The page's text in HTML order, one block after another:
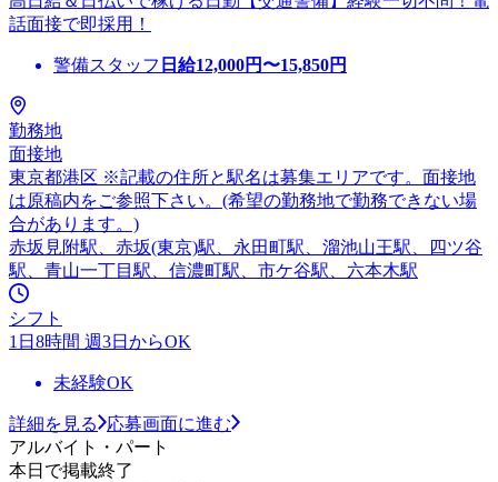
話面接で即採用！
警備スタッフ 日給12,000円〜15,850円
勤務地
面接地
東京都港区 ※記載の住所と駅名は募集エリアです。面接地
は原稿内をご参照下さい。(希望の勤務地で勤務できない場
合があります。)
赤坂見附駅、赤坂(東京)駅、永田町駅、溜池山王駅、四ツ谷
駅、青山一丁目駅、信濃町駅、市ケ谷駅、六本木駅
シフト
1日8時間 週3日からOK
未経験OK
詳細を見る
応募画面に進む
アルバイト・パート
本日で掲載終了